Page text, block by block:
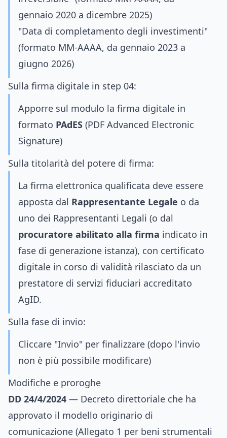
gennaio 2020 a dicembre 2025)
"Data di completamento degli investimenti"
(formato MM-AAAA, da gennaio 2023 a
giugno 2026)
Sulla firma digitale in step 04:
Apporre sul modulo la firma digitale in
formato PAdES (PDF Advanced Electronic
Signature)
Sulla titolarità del potere di firma:
La firma elettronica qualificata deve essere
apposta dal Rappresentante Legale o da
uno dei Rappresentanti Legali (o dal
procuratore abilitato alla firma indicato in
fase di generazione istanza), con certificato
digitale in corso di validità rilasciato da un
prestatore di servizi fiduciari accreditato
AgID.
Sulla fase di invio:
Cliccare "Invio" per finalizzare (dopo l'invio
non è più possibile modificare)
Modifiche e proroghe
DD 24/4/2024 — Decreto direttoriale che ha
approvato il modello originario di
comunicazione (Allegato 1 per beni strumentali